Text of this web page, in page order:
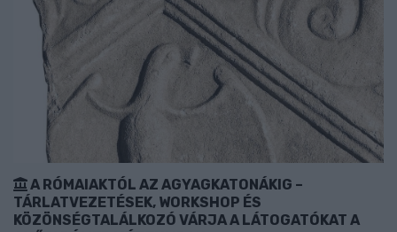
A RÓMAIAKTÓL AZ AGYAGKATONÁKIG –
TÁRLATVEZETÉSEK, WORKSHOP ÉS
KÖZÖNSÉGTALÁLKOZÓ VÁRJA A LÁTOGATÓKAT A